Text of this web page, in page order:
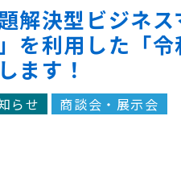
解決型ビジネ
を利用した「
ます！
らせ
商談会・展示会